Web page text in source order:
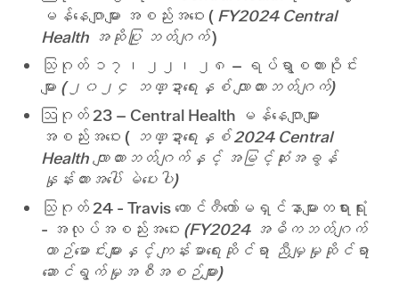
နှလုံးရောဂါ
2,079,895
2,079,895
အာရုံကြောပညာ
1,264,294
1,264,294
အစာအိမ်ရောဂါ
2,039,621
2,039,621
ကျောက်ရောဂါ
1,129,700
1,129,700
အဆုတ်ဗေဒ
1,370,648
4,074,868
ဆေးဘက်ဆိုင်ရာအနားယူ
906,886
906,886
ရောဂါရှာဖွေရေးနှင့် နောက်ဆက်တွဲ
3,511,294
11,022,146
MAP Eligibility - Increase in eligibility period
1,000,000
1,000,000
စုစုပေါင်း ကျန်းမာရေးစောင့်ရှောက်မှု ဝန်ဆောင်မှုများ
178,546,574
မန်နေဂျာများ အစည်းအဝေး ( FY2024 Central
Health အဆိုပြု ဘတ်ဂျက်)
သြဂုတ် ၁၇၊ ၂၂၊ ၂၈ – ရပ်ရွာစကားဝိုင်း
များ (၂၀၂၄ ဘဏ္ဍာရေးနှစ် လျာထားဘတ်ဂျက်)
ဩဂုတ် 23 – Central Health မန်နေဂျာများ
အစည်းအဝေး ( ဘဏ္ဍာရေးနှစ် 2024 Central
Health လျာထားဘတ်ဂျက်နှင့် အမြင့်ဆုံးအခွန်
နှုန်းထားအပေါ် မဲပေးပါ)
သြဂုတ် 24 - Travis ကောင်တီကော်မရှင်နာများတရားရုံး
- အလုပ်အစည်းအဝေး (FY2024 အဓိကဘတ်ဂျက်
ယာဉ်မောင်းများနှင့် ကျန်းမာရေးဆိုင်ရာ ညီမျှမှုဆိုင်ရာ
ဆောင်ရွက်မှုအစီအစဉ်များ)